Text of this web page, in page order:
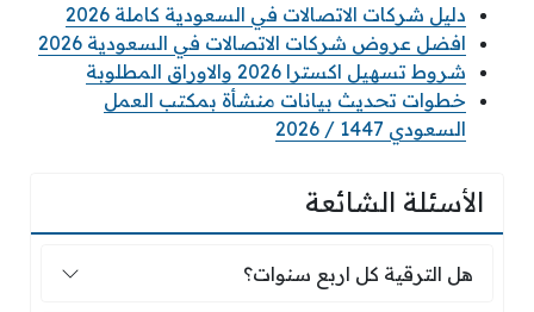
دليل شركات الاتصالات في السعودية كاملة 2026
افضل عروض شركات الاتصالات في السعودية 2026
شروط تسهيل اكسترا 2026 والاوراق المطلوبة
خطوات تحديث بيانات منشأة بمكتب العمل
السعودي 1447 / 2026
الأسئلة الشائعة
هل الترقية كل اربع سنوات؟
هل الترقية كل اربع سنوات؟